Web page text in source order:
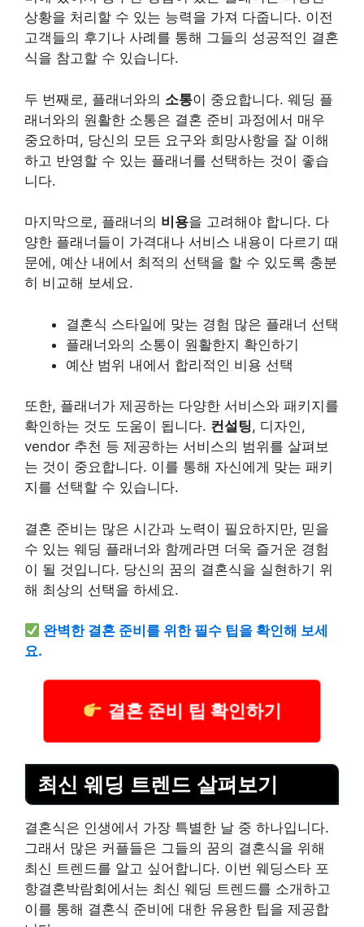
상황을 처리할 수 있는 능력을 가져 다줍니다. 이전
고객들의 후기나 사례를 통해 그들의 성공적인 결혼
식을 참고할 수 있습니다.
두 번째로, 플래너와의 소통이 중요합니다. 웨딩 플
래너와의 원활한 소통은 결혼 준비 과정에서 매우
중요하며, 당신의 모든 요구와 희망사항을 잘 이해
하고 반영할 수 있는 플래너를 선택하는 것이 좋습
니다.
마지막으로, 플래너의 비용을 고려해야 합니다. 다
양한 플래너들이 가격대나 서비스 내용이 다르기 때
문에, 예산 내에서 최적의 선택을 할 수 있도록 충분
히 비교해 보세요.
결혼식 스타일에 맞는 경험 많은 플래너 선택
플래너와의 소통이 원활한지 확인하기
예산 범위 내에서 합리적인 비용 선택
또한, 플래너가 제공하는 다양한 서비스와 패키지를
확인하는 것도 도움이 됩니다. 컨설팅, 디자인,
vendor 추천 등 제공하는 서비스의 범위를 살펴보
는 것이 중요합니다. 이를 통해 자신에게 맞는 패키
지를 선택할 수 있습니다.
결혼 준비는 많은 시간과 노력이 필요하지만, 믿을
수 있는 웨딩 플래너와 함께라면 더욱 즐거운 경험
이 될 것입니다. 당신의 꿈의 결혼식을 실현하기 위
해 최상의 선택을 하세요.
완벽한 결혼 준비를 위한 필수 팁을 확인해 보세
요.
결혼 준비 팁 확인하기
최신 웨딩 트렌드 살펴보기
결혼식은 인생에서 가장 특별한 날 중 하나입니다.
그래서 많은 커플들은 그들의 꿈의 결혼식을 위해
최신 트렌드를 알고 싶어합니다. 이번 웨딩스타 포
항결혼박람회에서는 최신 웨딩 트렌드를 소개하고
이를 통해 결혼식 준비에 대한 유용한 팁을 제공합